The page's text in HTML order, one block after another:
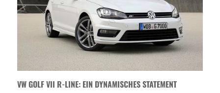
VW GOLF VII R-LINE: EIN DYNAMISCHES STATEMENT